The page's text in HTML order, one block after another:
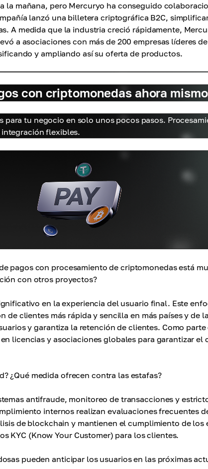
la mañana, pero Mercuryo ha conseguido
lanzó una billetera criptográfica B2C,
A medida que la industria creció rápidamente,
a asociaciones con más de 200 empresas líderes
y ampliando así su oferta de productos.
con criptomonedas ahora mismo
tu negocio en solo unos pocos pasos.
integración flexibles.
pagos con procesamiento de criptomonedas está
con otros proyectos?
en la experiencia del usuario final. Este
de clientes más rápida y sencilla en más países y de
y garantiza la retención de clientes. Como parte
licencias y asociaciones globales para garantizar
¿Qué medida ofrecen contra las estafas?
antifraude, monitoreo de transacciones y
internos realizan evaluaciones frecuentes
de blockchain y mantienen el cumplimiento de los
KYC (Know Your Customer) para los clientes.
pueden anticipar los usuarios en las próximas